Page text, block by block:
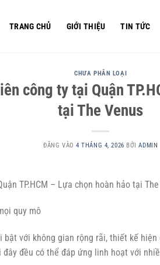
TRANG CHỦ GIỚI THIỆU TIN TỨC
CHƯA PHÂN LOẠI
công ty tại Quận
tại The Venus
ĐĂNG VÀO4 THÁNG 4, 2026 BỞIADMIN
TP.HCM – Lựa chọn hoàn hảo tại
quy mô
bật với không gian rộng rãi, thiết kế
đều có thể đáp ứng linh hoạt với